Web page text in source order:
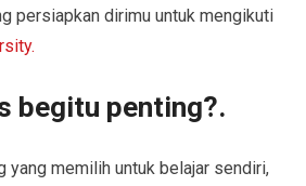
persiapkan dirimu untuk mengikuti
begitu penting?.
yang memilih untuk belajar sendiri,